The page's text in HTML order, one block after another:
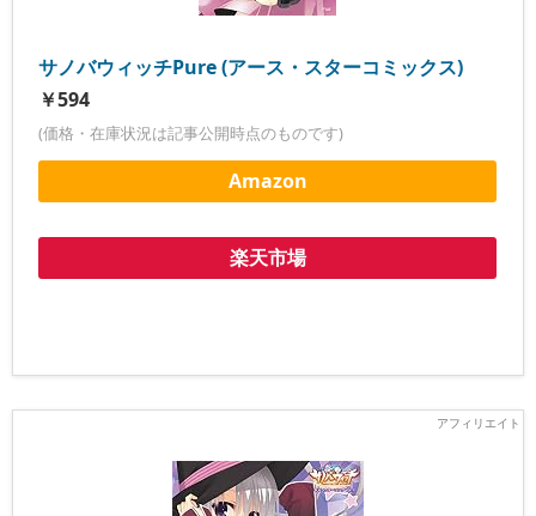
サノバウィッチPure (アース・スターコミックス)
￥594
(価格・在庫状況は記事公開時点のものです)
Amazon
楽天市場